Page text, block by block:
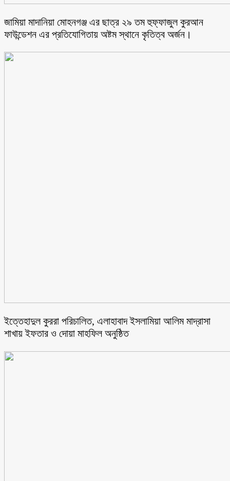
জামিয়া মাদানিয়া মোহনগঞ্জ এর ছাত্র ২৯ তম হুফ্ফাজুল কুরআন
ফাউন্ডেশন এর প্রতিযোগিতায় অষ্টম স্থানে কৃতিত্ব অর্জন।
ইত্তেহাদুল কুররা পরিচালিত, এলাহাবাদ ইসলামিয়া আলিম মাদ্রাসা
শাখায় ইফতার ও দোয়া মাহফিল অনুষ্ঠিত